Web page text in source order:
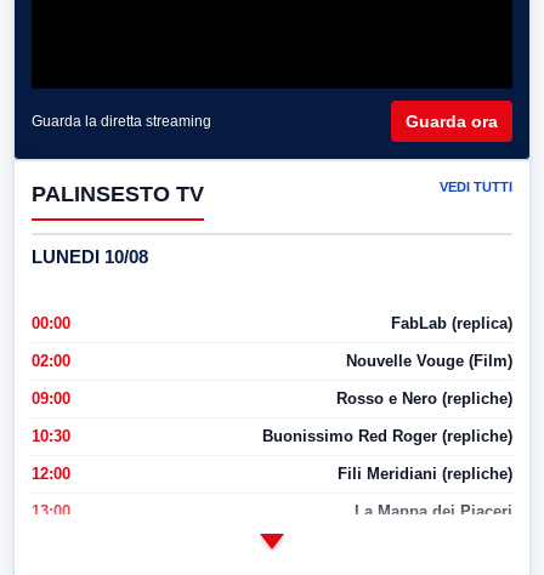
Guarda la diretta streaming Guarda ora
PALINSESTO TV VEDI TUTTI
LUNEDI 10/08
00:00 FabLab (replica)
02:00 Nouvelle Vouge (Film)
09:00 Rosso e Nero (repliche)
10:30 Buonissimo Red Roger (repliche)
12:00 Fili Meridiani (repliche)
13:00 La Mappa dei Piaceri